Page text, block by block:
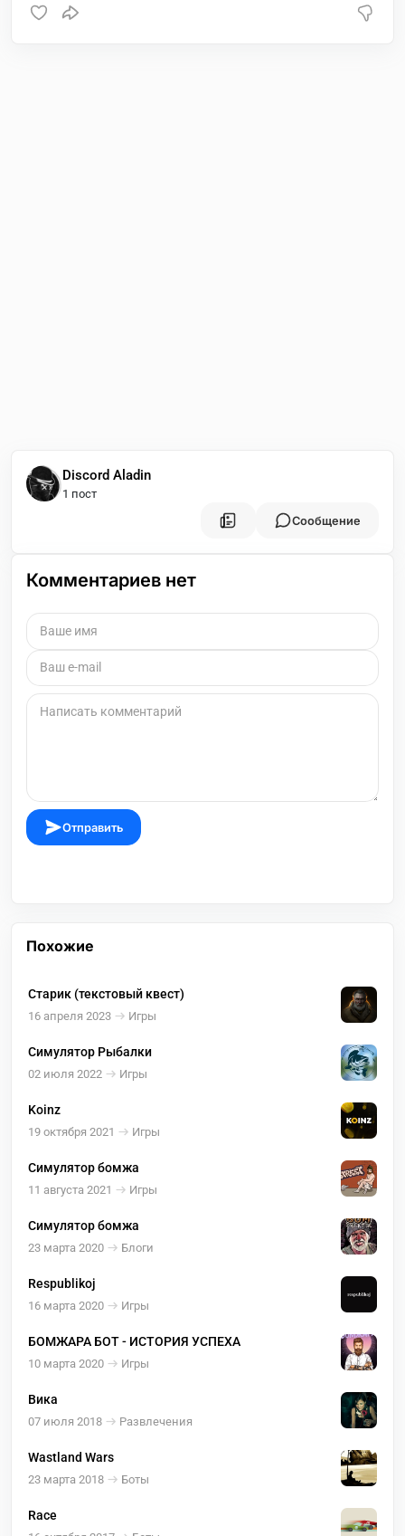
Discord Aladin
1 пост
Сообщение
Комментариев нет
Отправить
Похожие
Старик (текстовый квест)
16 апреля 2023 Игры
Симулятор Рыбалки
02 июля 2022 Игры
Koinz
19 октября 2021 Игры
Симулятор бомжа
11 августа 2021 Игры
Симулятор бомжа
23 марта 2020 Блоги
Respublikoj
16 марта 2020 Игры
БОМЖАРА БОТ - ИСТОРИЯ УСПЕХА
10 марта 2020 Игры
Вика
07 июля 2018 Развлечения
Wastland Wars
23 марта 2018 Боты
Race